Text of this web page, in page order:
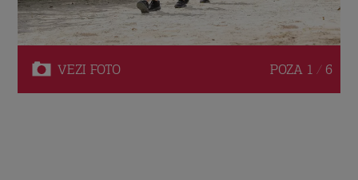
VEZI FOTO POZA 1 / 6